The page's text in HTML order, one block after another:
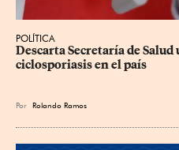
POLÍTICA
Descarta Secretaría de
ciclosporiasis en el país
Por Rolando Ramos